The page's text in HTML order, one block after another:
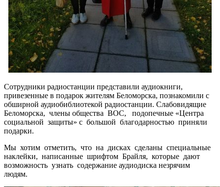
Сотрудники радиостанции представили аудиокниги,
привезенные в подарок жителям Беломорска, познакомили с
обширной аудиобиблиотекой радиостанции. Слабовидящие
Беломорска, члены общества ВОС, подопечные «Центра
социальной защиты» с большой благодарностью приняли
подарки.
Мы хотим отметить, что на дисках сделаны специальные
наклейки, написанные шрифтом Брайля, которые дают
возможность узнать содержание аудиодиска незрячим
людям.